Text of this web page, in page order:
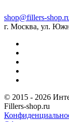
shop@fillers-
г. Москва, ул.
© 2015 - 2026
Fillers-shop.ru